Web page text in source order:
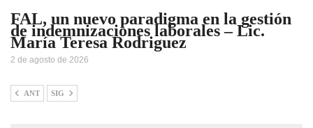
FAL, un nuevo paradigma en la gestión
de indemnizaciones laborales – Lic.
María Teresa Rodriguez
2 de agosto de 2026
ANT SIG